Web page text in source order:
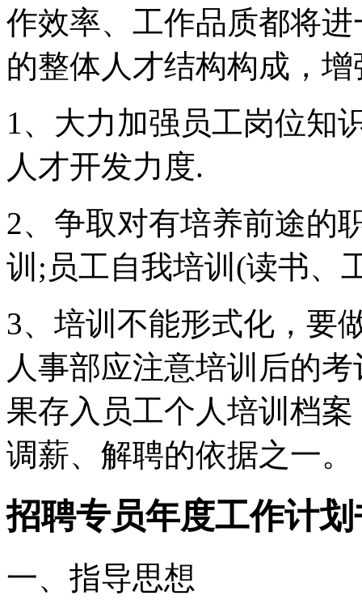
作效率、工作品质都将
的整体人才结构构成，
1、大力加强员工岗位知
人才开发力度.
2、争取对有培养前途的
训;员工自我培训(读书、
3、培训不能形式化，要
人事部应注意培训后的
果存入员工个人培训档
调薪、解聘的依据之一。
招聘专员年度工作计划
一、指导思想